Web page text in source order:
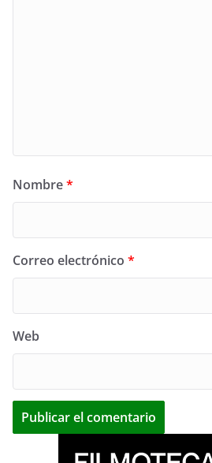
Nombre*
Correo electrónico *
Web